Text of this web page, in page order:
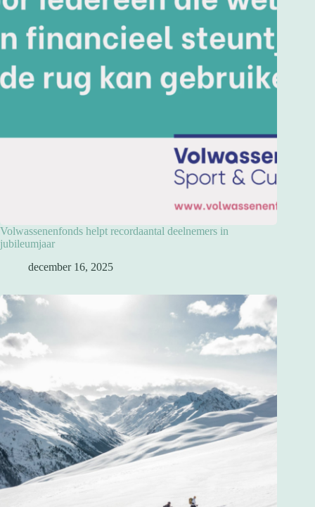
Volwassenenfonds helpt recordaantal deelnemers in
jubileumjaar
december 16, 2025